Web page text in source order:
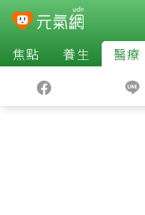
焦點 養生 醫療